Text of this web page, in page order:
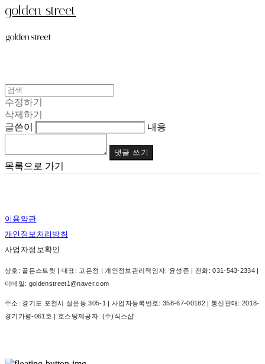
golden street
수정하기
삭제하기
글쓴이
내용
댓글 쓰기
목록으로 가기
이용약관
개인정보처리방침
사업자정보확인
상호: 골든스트릿 | 대표: 고은정 | 개인정보관리책임자: 윤성준 | 전화: 031-543-2334 |
이메일: goldenstreet1@naver.com
주소: 경기도 포천시 설운동 305-1 | 사업자등록번호: 358-67-00182| 통신판매: 2018-
경기가평-061호 | 호스팅제공자: (주)식스샵